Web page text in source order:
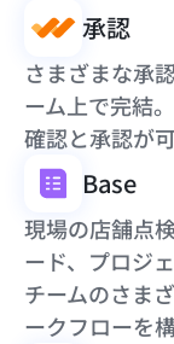
承認
さまざまな承
ーム上で完結
確認と承認が
Base
現場の店舗点
ード、プロジ
チームのさま
ークフローを